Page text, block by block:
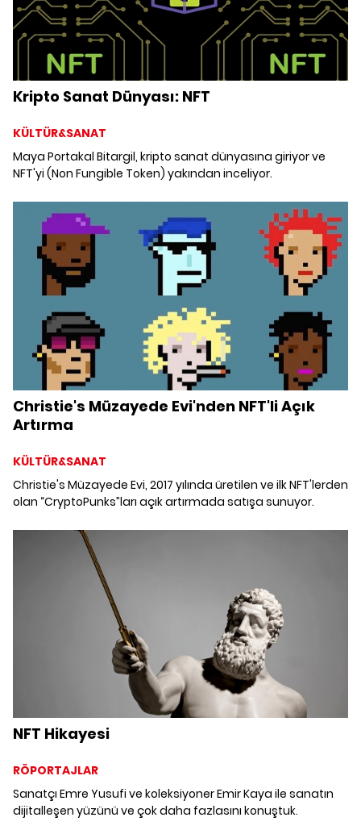
Kripto Sanat Dünyası: NFT
KÜLTÜR&SANAT
Maya Portakal Bitargil, kripto sanat dünyasına giriyor ve
NFT'yi (Non Fungible Token) yakından inceliyor.
Christie's Müzayede Evi'nden NFT'li Açık
Artırma
KÜLTÜR&SANAT
Christie's Müzayede Evi, 2017 yılında üretilen ve ilk NFT'lerden
olan “CryptoPunks”ları açık artırmada satışa sunuyor.
NFT Hikayesi
RÖPORTAJLAR
Sanatçı Emre Yusufi ve koleksiyoner Emir Kaya ile sanatın
dijitalleşen yüzünü ve çok daha fazlasını konuştuk.